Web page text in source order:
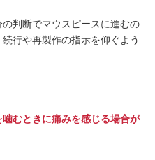
判断でマウスピースに進むの
行や再製作の指示を仰ぐよう
噛むときに痛みを感じる場合が